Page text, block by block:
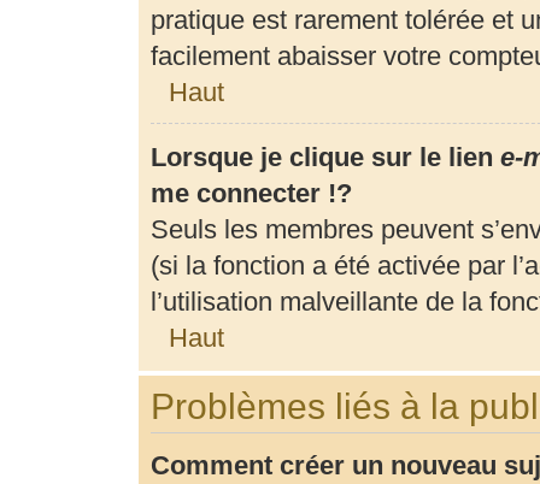
pratique est rarement tolérée et
facilement abaisser votre
Haut
Lorsque je clique sur le lien e-
me connecter !?
Seuls les membres peuvent
(si la fonction a été activée par
l’utilisation malveillante de la
Haut
Problèmes liés à la
Comment créer un nouveau